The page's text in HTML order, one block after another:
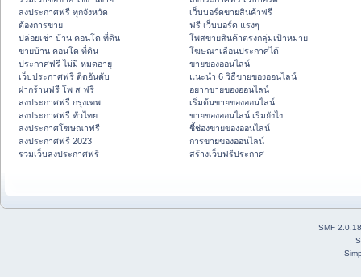
ลงประกาศฟรี ทุกจังหวัด
ต้องการขาย
ปล่อยเช่า บ้าน คอนโด ที่ดิน
ขายบ้าน คอนโด ที่ดิน
ประกาศฟรี ไม่มี หมดอายุ
เว็บประกาศฟรี ติดอันดับ
ฝากร้านฟรี โพ ส ฟรี
ลงประกาศฟรี กรุงเทพ
ลงประกาศฟรี ทั่วไทย
ลงประกาศโฆษณาฟรี
ลงประกาศฟรี 2023
รวมเว็บลงประกาศฟรี
เว็บบอร์ดขายสินค้าฟรี
ฟรี เว็บบอร์ด แรงๆ
โพสขายสินค้าตรงกลุ่มเป้าหมาย
โฆษณาเลื่อนประกาศได้
ขายของออนไลน์
แนะนำ 6 วิธีขายของออนไลน์
อยากขายของออนไลน์
เริ่มต้นขายของออนไลน์
ขายของออนไลน์ เริ่มยังไง
ชี้ช่องขายของออนไลน์
การขายของออนไลน์
สร้างเว็บฟรีประกาศ
SMF 2.0.18